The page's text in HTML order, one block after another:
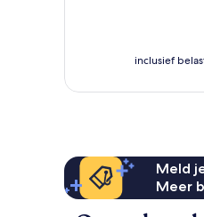
inclusief
Meld
Meer